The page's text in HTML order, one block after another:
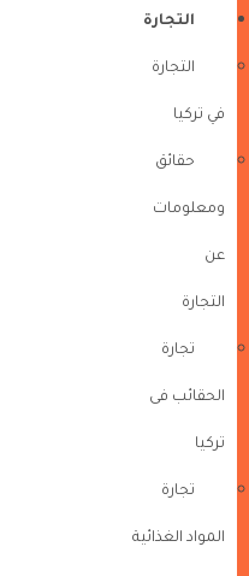
التجارة
التجارة
في تركيا
حقائق
ومعلومات
عن
التجارة
تجارة
الحقائب فى
تركيا
تجارة
المواد الغذائية